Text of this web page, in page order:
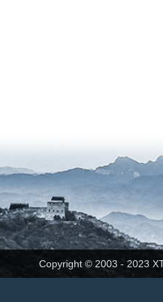
Copyright © 2003 - 2023